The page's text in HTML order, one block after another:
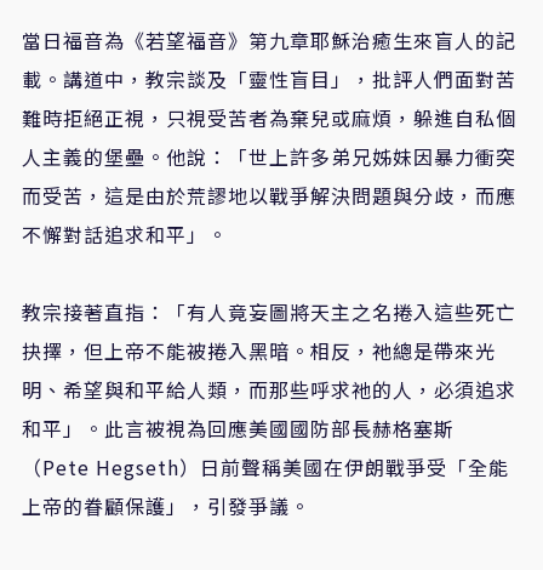
當日福音為《若望福音》第九章耶穌治癒生來盲人的記
載。講道中，教宗談及「靈性盲目」，批評人們面對苦
難時拒絕正視，只視受苦者為棄兒或麻煩，躲進自私個
人主義的堡壘。他說：「世上許多弟兄姊妹因暴力衝突
而受苦，這是由於荒謬地以戰爭解決問題與分歧，而應
不懈對話追求和平」。
教宗接著直指：「有人竟妄圖將天主之名捲入這些死亡
抉擇，但上帝不能被捲入黑暗。相反，祂總是帶來光
明、希望與和平給人類，而那些呼求祂的人，必須追求
和平」。此言被視為回應美國國防部長赫格塞斯
（Pete Hegseth）日前聲稱美國在伊朗戰爭受「全能
上帝的眷顧保護」，引發爭議。